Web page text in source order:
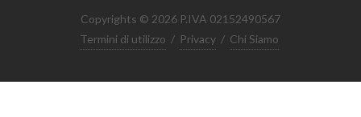
Copyrights © 2026 P.IVA 02152490567
Termini di utilizzo / Privacy / Chi Siamo